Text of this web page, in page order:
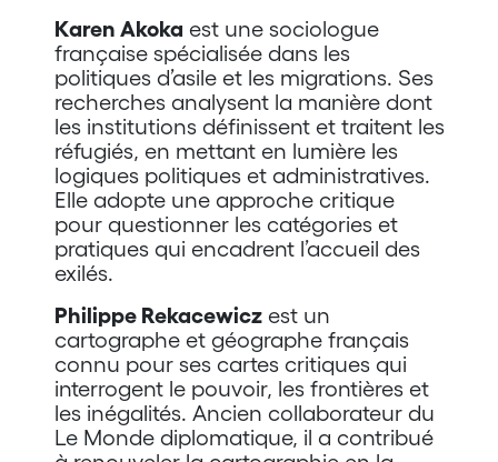
Karen Akoka est une sociologue
française spécialisée dans les
politiques d’asile et les migrations. Ses
recherches analysent la manière dont
les institutions définissent et traitent les
réfugiés, en mettant en lumière les
logiques politiques et administratives.
Elle adopte une approche critique
pour questionner les catégories et
pratiques qui encadrent l’accueil des
exilés.
Philippe Rekacewiczest un
cartographe et géographe français
connu pour ses cartes critiques qui
interrogent le pouvoir, les frontières et
les inégalités. Ancien collaborateur du
Le Monde diplomatique, il a contribué